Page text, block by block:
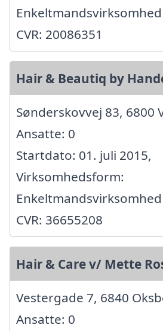
Enkeltmandsvirksomhed
CVR: 20086351
Hair & Beautiq by
Sønderskovvej 83, 6800
Ansatte: 0
Startdato: 01. juli 2015,
Virksomhedsform:
Enkeltmandsvirksomhed
CVR: 36655208
Hair & Care v/ Mette
Vestergade 7, 6840
Ansatte: 0